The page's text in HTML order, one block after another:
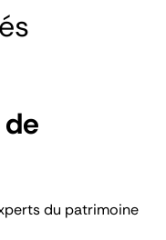
de
du patrimoine